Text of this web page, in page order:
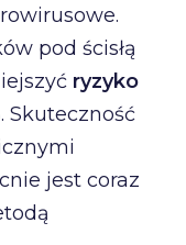
pod ścisłą
ryzyko
. Skuteczność
jest coraz